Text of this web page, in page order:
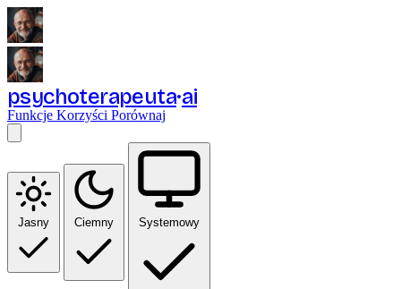
psychoterapeuta ai
Funkcje Korzyści Porównaj
Jasny Ciemny Systemowy